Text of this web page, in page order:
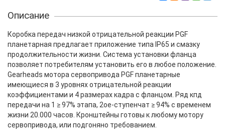
Описание
Коробка передач низкой отрицательной реакции PGF
планетарная предлагает приложение типа IP65 и смазку
продолжительности жизни. Система установки фланца
позволяет потребителям установить его в любое положение.
Gearheads мотора сервопривода PGF планетарные
имеющиеся в 3 уровнях отрицательной реакции
коэффициентами и 4 размерах кадра с фланцом. Ряд кпд
передачи на 1 ≥ 97% этапа, 2ое-ступенчат ≥ 94% с временем
жизни 20.000 часов. Кронштейны готовы к любому мотору
сервопривода, или подгоняно требованием.